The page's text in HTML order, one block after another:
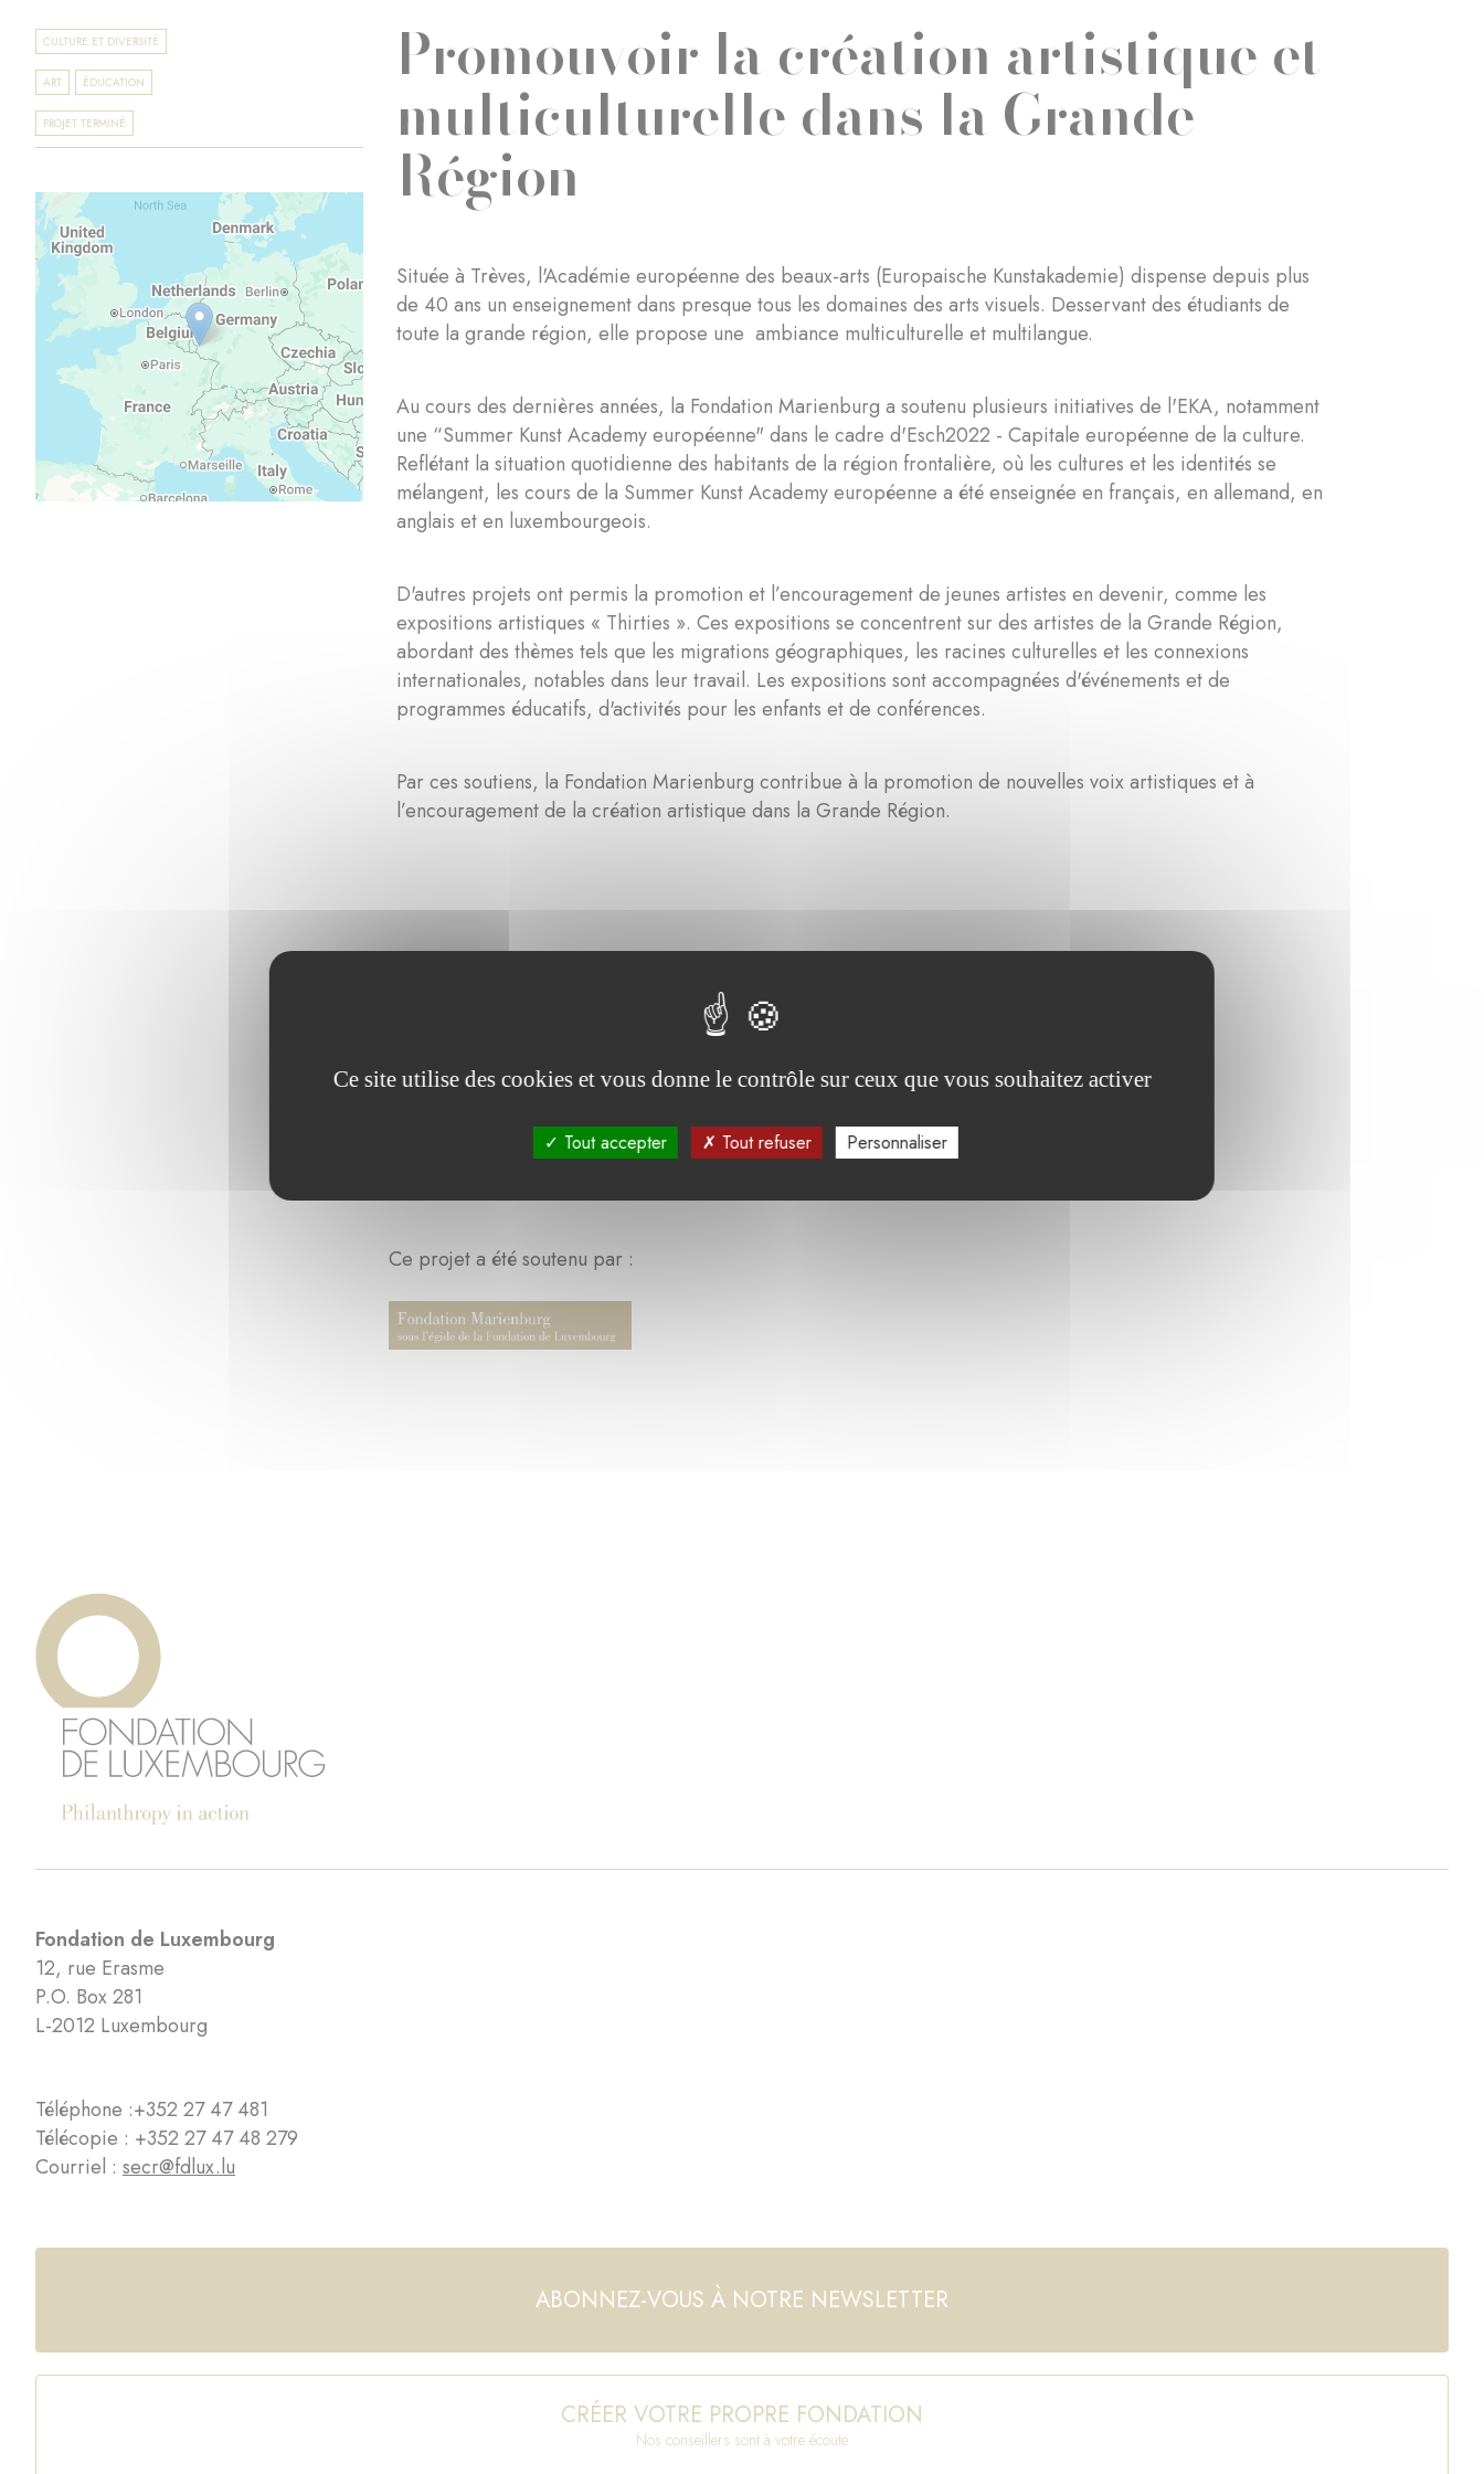
CULTURE ET DIVERSITÉ
ART ÉDUCATION
PROJET TERMINÉ
Promouvoir la création artistique et
multiculturelle dans la Grande
Région
Située à Trèves, l'Académie européenne des beaux-arts (Europaische Kunstakademie) dispense depuis plus
de 40 ans un enseignement dans presque tous les domaines des arts visuels. Desservant des étudiants de
toute la grande région, elle propose une ambiance multiculturelle et multilangue.
Au cours des dernières années, la Fondation Marienburg a soutenu plusieurs initiatives de l'EKA, notamment
une “Summer Kunst Academy européenne" dans le cadre d'Esch2022 - Capitale européenne de la culture.
Reflétant la situation quotidienne des habitants de la région frontalière, où les cultures et les identités se
mélangent, les cours de la Summer Kunst Academy européenne a été enseignée en français, en allemand, en
anglais et en luxembourgeois.
D'autres projets ont permis la promotion et l’encouragement de jeunes artistes en devenir, comme les
expositions artistiques « Thirties ». Ces expositions se concentrent sur des artistes de la Grande Région,
abordant des thèmes tels que les migrations géographiques, les racines culturelles et les connexions
internationales, notables dans leur travail. Les expositions sont accompagnées d'événements et de
programmes éducatifs, d'activités pour les enfants et de conférences.
Par ces soutiens, la Fondation Marienburg contribue à la promotion de nouvelles voix artistiques et à
l’encouragement de la création artistique dans la Grande Région.
Ce projet a été soutenu par :
Fondation de Luxembourg
12, rue Erasme
P.O. Box 281
L-2012 Luxembourg
Téléphone :+352 27 47 481
Télécopie : +352 27 47 48 279
Courriel : secr@fdlux.lu
ABONNEZ-VOUS À NOTRE NEWSLETTER
CRÉER VOTRE PROPRE FONDATION
Nos conseillers sont à votre écoute
Ce site utilise des cookies et vous donne le contrôle sur ceux que vous souhaitez activer
Tout accepter Tout refuser Personnaliser